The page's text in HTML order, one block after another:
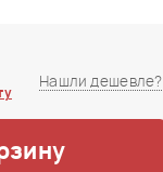
Нашли дешевле?